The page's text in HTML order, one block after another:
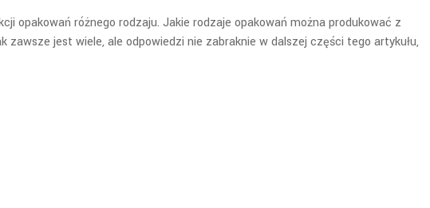
opakowań różnego rodzaju. Jakie rodzaje opakowań można produkować z
jest wiele, ale odpowiedzi nie zabraknie w dalszej części tego artykułu,